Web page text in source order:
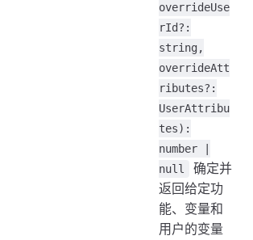
overrideUse
rId?:
string,
overrideAtt
ributes?:
UserAttribu
tes):
number |
null
确定并
返回给定功
能、变量和
用户的变量